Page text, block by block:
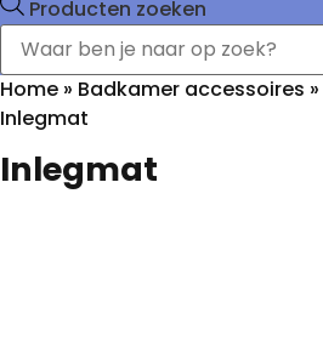
Producten zoeken
Home » Badkamer accessoires »
Inlegmat
Inlegmat